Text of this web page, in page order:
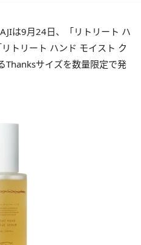
は9月24日、「リトリート ハ
トリート ハンド モイスト ク
Thanksサイズを数量限定で発